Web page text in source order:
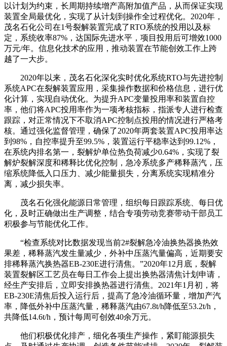
以计划为约束，长周期持续增产高附加值产品，从而保证实现
装置全局最优化，实现了从计划到操作全过程优化。2020年，
茂名石化公司在1号裂解装置完成了RTO系统的投用以及标
定，系统收率87%，达国际先进水平，项目投用后可增效1000
万元/年。信息化技术的应用，推动装置在节能创效工作上跨
越了一大步。
2020年以来，茂名石化深化实时优化系统RTO与先进控制
系统APC在裂解装置应用，采集操作数据和价格信息，进行优
化计算，实现自动优化。为提升APC变量投用率和装置自控
率，他们将APC投用率作为一项考核指标，指派专人进行检查
跟踪，对正常情况下不取消APC控制点投用的情况进行严格考
核。通过强化监督管理，确保了2020年两套装置APC投用率达
到98%，自控率提升至99.5%，装置运行平稳率达到99.12%，
在系统内排名第一，裂解炉单位热负荷减少0.64%，实现了裂
解炉裂解深度和稀释比优化控制，急冷系统多产稀释蒸汽，压
缩系统降低入口压力、减少能量损失，分离系统实现精准分
离，减少损失率。
茂名石化强化能源日常管理，组织每日跟踪系统、每日优
化，及时正确做出生产调整，结合专项劳动竞赛带动干部员工
积极参与节能优化工作。
“检查系统对比数据发现当前2#裂解急冷油换热器换热效
果差，稀释蒸汽发生量减少，外补中压蒸汽量偏高，近期要安
排稀释蒸汽换热器EB-230E进行清焦。”2020年12月底，裂解
装置裂解区工艺员在每日工作会上提出换热器清焦计划申请，
经生产安排后，立即安排换热器进行清焦。2021年1月初，将
EB-230E清焦后投入运行后，提高了急冷油循环量，增加产汽
率，降低外补中压蒸汽量，稀释蒸汽由67.8t/h降低至53.2t/h，
共降低14.6t/h，预计每周可创效40余万元。
他们积极优化排产，细化各项生产操作，紧盯能源损失